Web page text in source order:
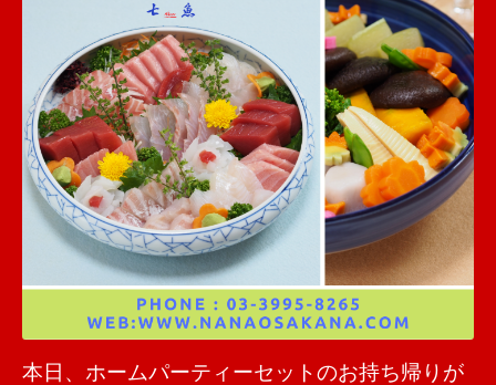
本日、ホームパーティーセットのお持ち帰りが